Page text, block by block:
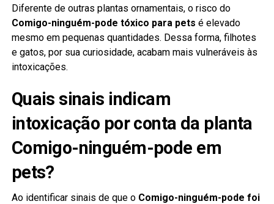
Diferente de outras plantas ornamentais, o risco do
Comigo-ninguém-pode tóxico para pets é elevado
mesmo em pequenas quantidades. Dessa forma, filhotes
e gatos, por sua curiosidade, acabam mais vulneráveis às
intoxicações.
Quais sinais indicam
intoxicação por conta da planta
Comigo-ninguém-pode em
pets?
Ao identificar sinais de que o Comigo-ninguém-pode foi